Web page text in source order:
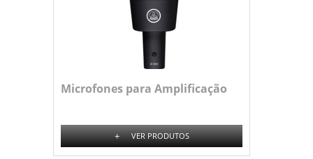
Microfones para Amplificação
+ VER PRODUTOS